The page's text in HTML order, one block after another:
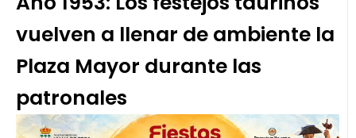
vuelven a llenar de ambiente la
Plaza Mayor durante las
patronales